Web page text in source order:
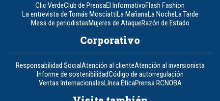
Clic VerdeClub de PrensaEl InformativoFlash Fashion
La entrevista de Tomás MosciattiLa MañanaLa NocheLa Tarde
Mesa de periodistasMujeres de AtaqueRazón de Estado
Corporativo
Responsabilidad SocialAtención al clienteAtención al inversionista
Informe de sostenibilidadCódigo de autorregulación
Ventas InternacionalesLínea ÉticaPrensa RCNOBA